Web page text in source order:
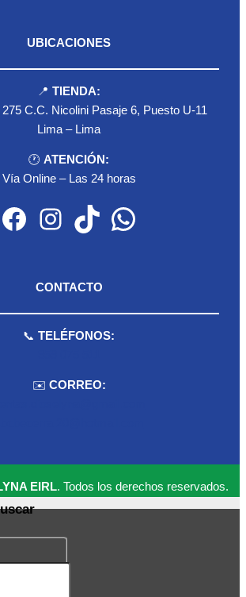
UBICACIONES
📍 TIENDA:
C.C. Nicolini Pasaje 6, Puesto U-11
Lima – Lima
🕐 ATENCIÓN:
Vía Online – Las 24 horas
Facebook Instagram TikTok WhatsApp
CONTACTO
📞 TELÉFONOS:
✉️ CORREO:
EIRL. Todos los derechos reservados.